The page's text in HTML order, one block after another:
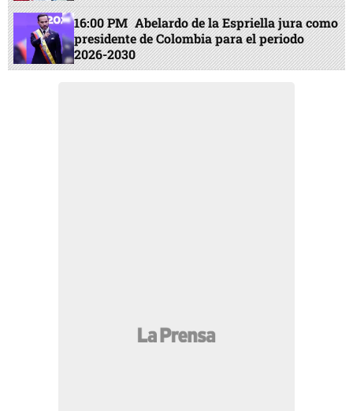
16:00 PM Abelardo de la Espriella jura como
presidente de Colombia para el periodo
2026-2030